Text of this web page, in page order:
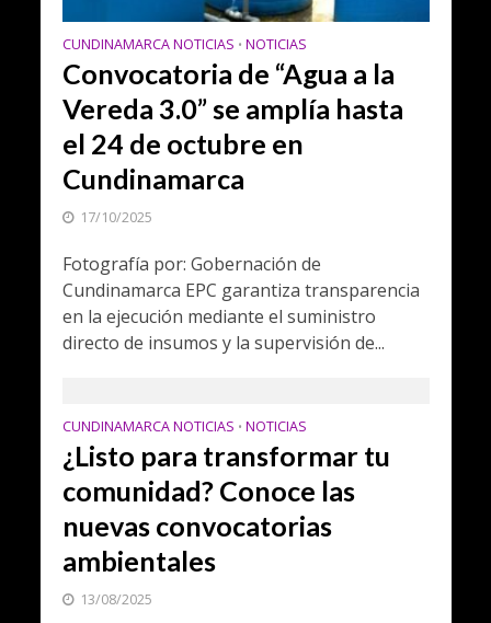
CUNDINAMARCA NOTICIAS • NOTICIAS
Convocatoria de “Agua a la
Vereda 3.0” se amplía hasta
el 24 de octubre en
Cundinamarca
17/10/2025
Fotografía por: Gobernación de
Cundinamarca EPC garantiza transparencia
en la ejecución mediante el suministro
directo de insumos y la supervisión de...
CUNDINAMARCA NOTICIAS • NOTICIAS
¿Listo para transformar tu
comunidad? Conoce las
nuevas convocatorias
ambientales
13/08/2025